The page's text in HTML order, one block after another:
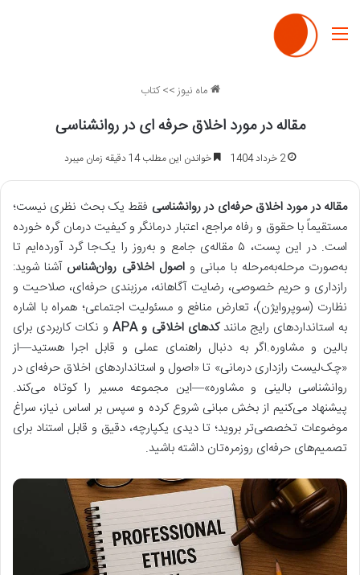
منو
ماه نیوز>> کتاب
مقاله در مورد اخلاق حرفه ای در روانشناسی
2 خرداد 1404 خواندن این مطلب 14 دقیقه زمان میبرد
مقاله در مورد اخلاق حرفه‌ای در روانشناسی فقط یک بحث نظری نیست؛
مستقیماً با حقوق و رفاه مراجع، اعتبار درمانگر و کیفیت درمان گره خورده
است. در این پست، ۵ مقاله‌ی جامع و به‌روز را یک‌جا گرد آورده‌ایم تا
به‌صورت مرحله‌به‌مرحله با مبانی واصول اخلاقی روان‌شناس آشنا شوید:
رازداری و حریم خصوصی، رضایت آگاهانه، مرزبندی حرفه‌ای، صلاحیت و
نظارت (سوپروایژن)، تعارض منافع و مسئولیت اجتماعی؛ همراه با اشاره
به استانداردهای رایج مانندکدهای اخلاقی و APA
و نکات کاربردی برای
بالین و مشاوره.اگر به دنبال راهنمای عملی و قابل اجرا هستید—از
«چک‌لیست رازداری درمانی» تا «اصول و استانداردهای اخلاق حرفه‌ای در
روانشناسی بالینی و مشاوره»—این مجموعه مسیر را کوتاه می‌کند.
پیشنهاد می‌کنیم از بخش مبانی شروع کرده و سپس بر اساس نیاز، سراغ
موضوعات تخصصی‌تر بروید؛ تا دیدی یکپارچه، دقیق و قابل استناد برای
تصمیم‌های حرفه‌ای روزمره‌تان داشته باشید.